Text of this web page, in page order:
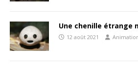
Une chenille étrange
12 août 2021